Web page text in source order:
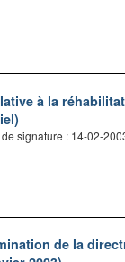
à la
signature : 14-02-
de la